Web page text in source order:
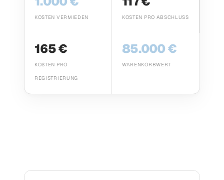
KOSTEN VERMIEDEN KOSTEN PRO ABSCHLUSS
165 €
KOSTEN PRO
REGISTRIERUNG
85.000 €
WARENKORBWERT